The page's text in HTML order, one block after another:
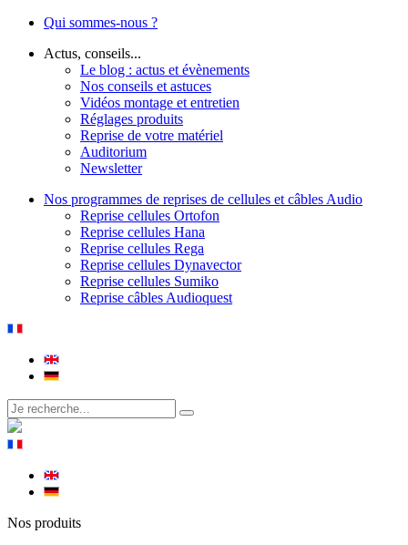
Qui sommes-nous ?
Actus, conseils...
Le blog : actus et évènements
Nos conseils et astuces
Vidéos montage et entretien
Réglages produits
Reprise de votre matériel
Auditorium
Newsletter
Nos programmes de reprises de cellules et câbles Audio
Reprise cellules Ortofon
Reprise cellules Hana
Reprise cellules Rega
Reprise cellules Dynavector
Reprise cellules Sumiko
Reprise câbles Audioquest
Nos produits